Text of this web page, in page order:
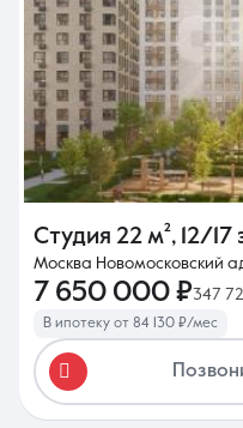
Студия 22 м², 12/17
Москва Новомосковский
7 650 000 ₽347
В ипотеку от 84 130 ₽/мес